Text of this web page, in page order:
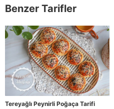
Benzer Tarifler
Tereyağlı Peynirli Poğaça Tarifi